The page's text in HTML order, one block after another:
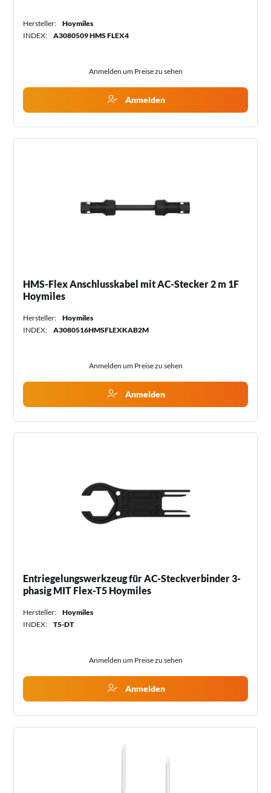
Hersteller:
Hoymiles
INDEX:
A3080509 HMS FLEX4
Anmelden um Preise zu sehen
Anmelden
HMS-Flex Anschlusskabel mit AC-Stecker 2 m 1F
Hoymiles
Hersteller:
Hoymiles
INDEX:
A3080516HMSFLEXKAB2M
Anmelden um Preise zu sehen
Anmelden
Entriegelungswerkzeug für AC-Steckverbinder 3-
phasig MIT Flex-T5 Hoymiles
Hersteller:
Hoymiles
INDEX:
T5-DT
Anmelden um Preise zu sehen
Anmelden